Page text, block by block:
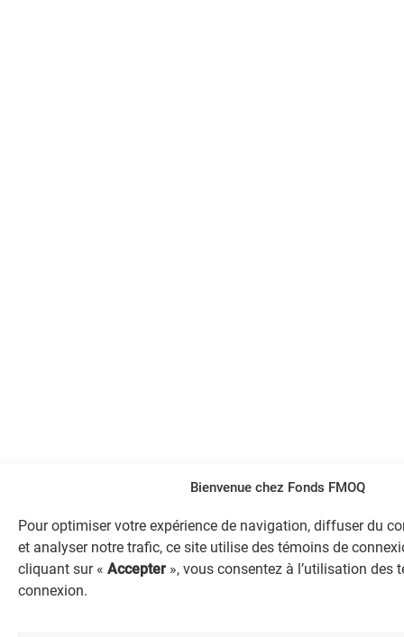
Bienvenue chez Fonds FMOQ
Pour optimiser votre expérience de navigation, diffuser du
et analyser notre trafic, ce site utilise des témoins de
cliquant sur « Accepter », vous consentez à l’utilisation des
connexion.